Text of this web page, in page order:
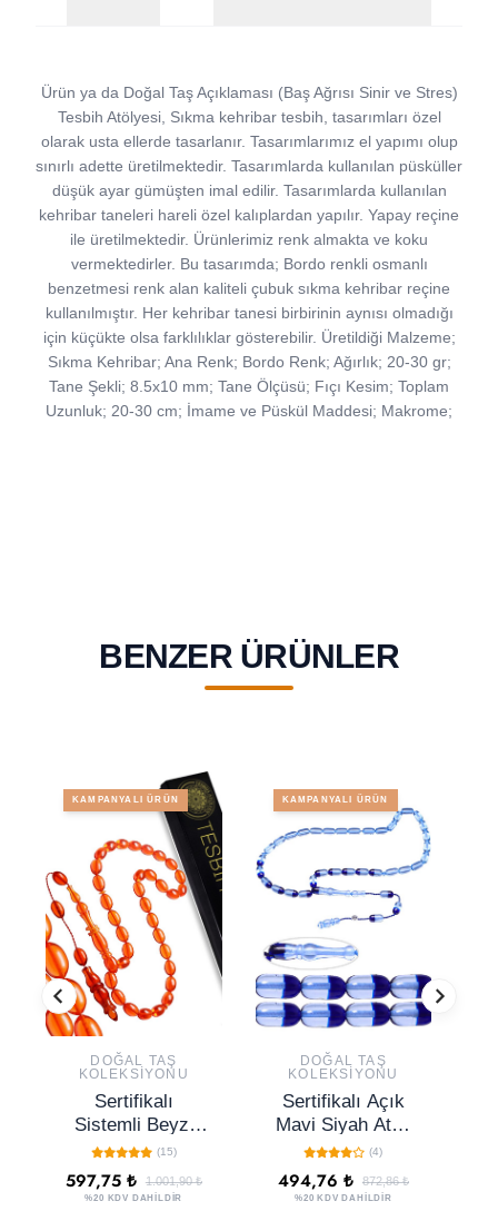
Ürün ya da Doğal Taş Açıklaması (Baş Ağrısı Sinir ve Stres)
Tesbih Atölyesi, Sıkma kehribar tesbih, tasarımları özel
olarak usta ellerde tasarlanır. Tasarımlarımız el yapımı olup
sınırlı adette üretilmektedir. Tasarımlarda kullanılan püsküller
düşük ayar gümüşten imal edilir. Tasarımlarda kullanılan
kehribar taneleri hareli özel kalıplardan yapılır. Yapay reçine
ile üretilmektedir. Ürünlerimiz renk almakta ve koku
vermektedirler. Bu tasarımda; Bordo renkli osmanlı
benzetmesi renk alan kaliteli çubuk sıkma kehribar reçine
kullanılmıştır. Her kehribar tanesi birbirinin aynısı olmadığı
için küçükte olsa farklılıklar gösterebilir. Üretildiği Malzeme;
Sıkma Kehribar; Ana Renk; Bordo Renk; Ağırlık; 20-30 gr;
Tane Şekli; 8.5x10 mm; Tane Ölçüsü; Fıçı Kesim; Toplam
Uzunluk; 20-30 cm; İmame ve Püskül Maddesi; Makrome;
BENZER ÜRÜNLER
KAMPANYALI ÜRÜN
DOĞAL TAŞ
KOLEKSIYONU
Sertifikalı
Sistemli Beyzi
Kesim Halkalı
Ateş Kehribar
Tesbih
(15)
597,75 ₺ 1.001,90 ₺
%20 KDV DAHİLDİR
KAMPANYALI ÜRÜN
DOĞAL TAŞ
KOLEKSIYONU
Sertifikalı Açık
Mavi Siyah Ateş
Kehribar Tesbih
(4)
494,76 ₺ 872,86 ₺
%20 KDV DAHİLDİR